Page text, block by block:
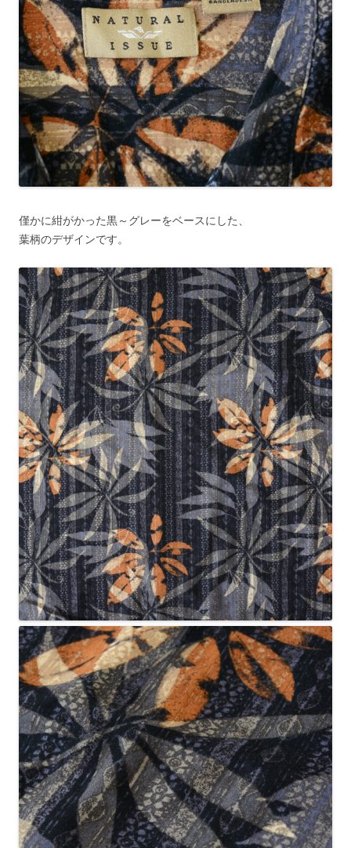
僅かに紺がかった黒～グレーをベースにした、
葉柄のデザインです。